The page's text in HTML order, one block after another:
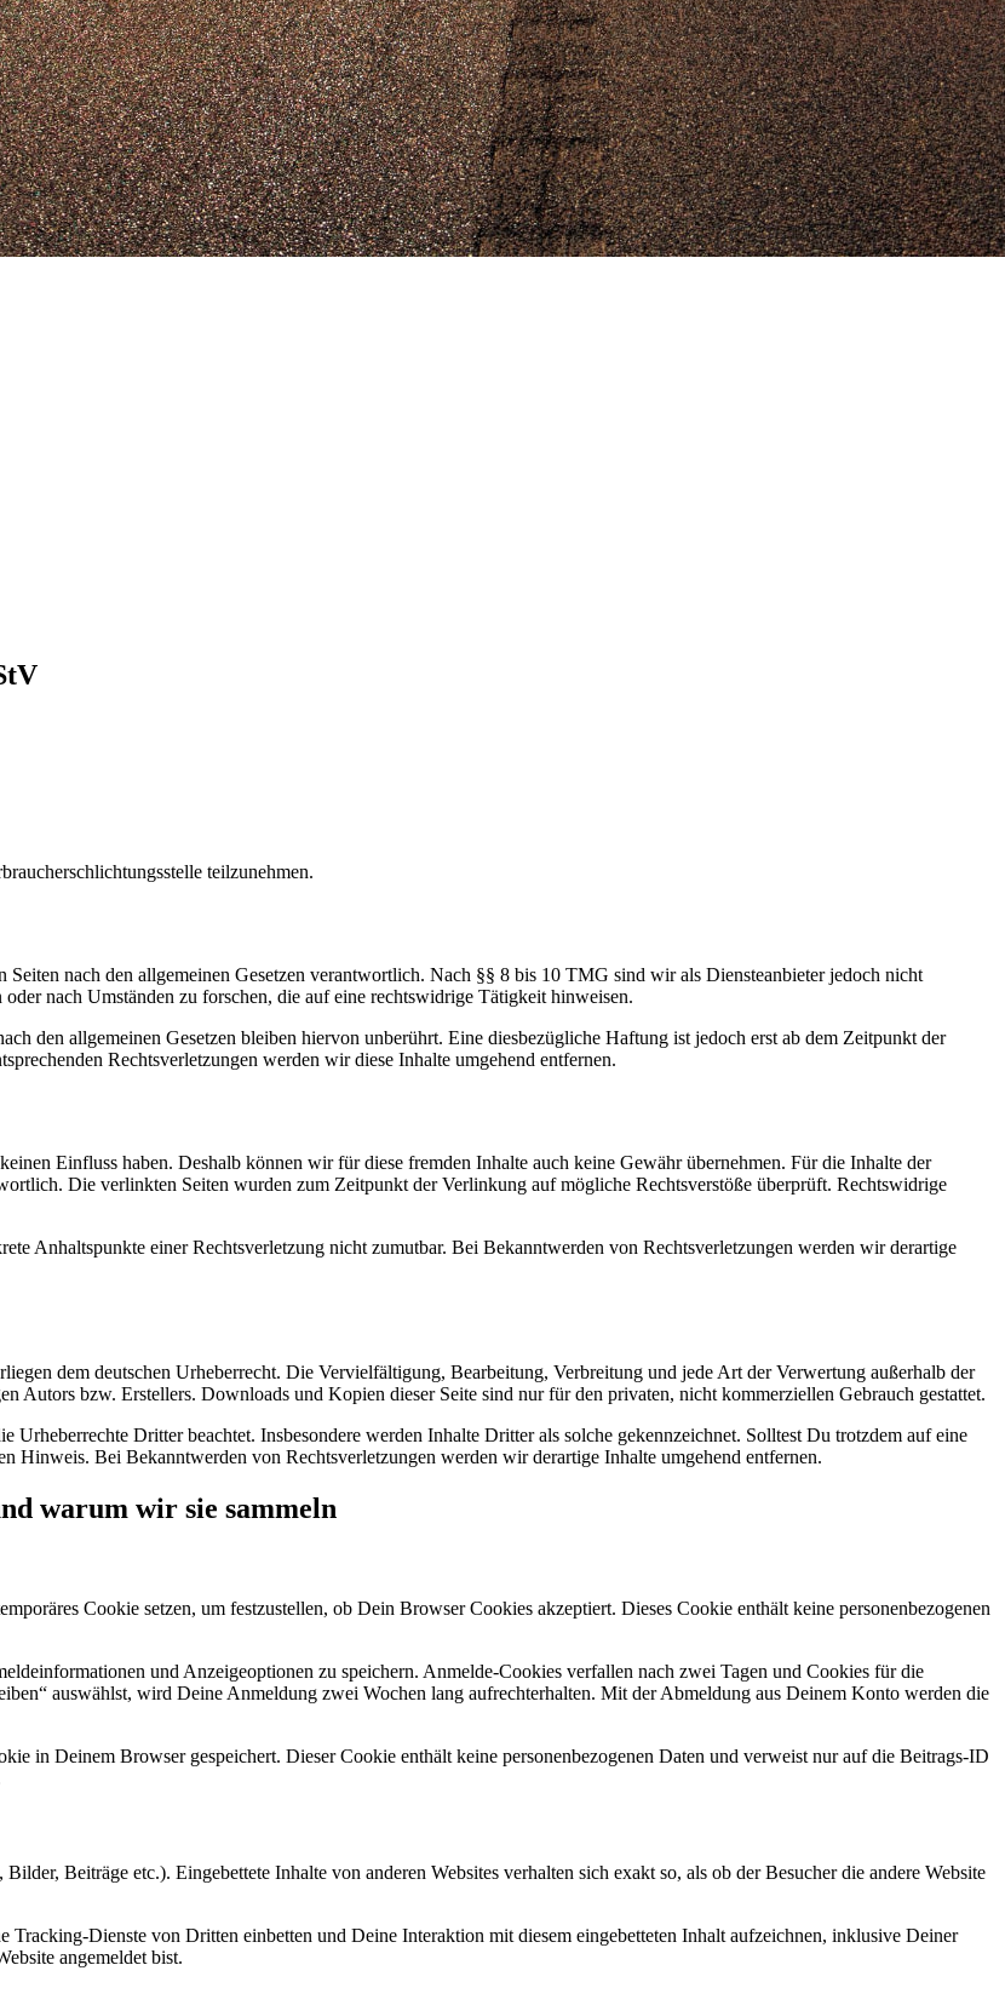
teilzunehmen.
nach den allgemeinen Gesetzen verantwortlich. Nach §§ 8 bis 10 TMG sind wir als Diensteanbieter jedoch nicht
nach Umständen zu forschen, die auf eine rechtswidrige Tätigkeit hinweisen.
den allgemeinen Gesetzen bleiben hiervon unberührt. Eine diesbezügliche Haftung ist jedoch erst ab dem Zeitpunkt der
Rechtsverletzungen werden wir diese Inhalte umgehend entfernen.
Einfluss haben. Deshalb können wir für diese fremden Inhalte auch keine Gewähr übernehmen. Für die Inhalte der
Die verlinkten Seiten wurden zum Zeitpunkt der Verlinkung auf mögliche Rechtsverstöße überprüft. Rechtswidrige
Anhaltspunkte einer Rechtsverletzung nicht zumutbar. Bei Bekanntwerden von Rechtsverletzungen werden wir derartige
dem deutschen Urheberrecht. Die Vervielfältigung, Bearbeitung, Verbreitung und jede Art der Verwertung außerhalb der
Autors bzw. Erstellers. Downloads und Kopien dieser Seite sind nur für den privaten, nicht kommerziellen Gebrauch gestattet.
Dritter beachtet. Insbesondere werden Inhalte Dritter als solche gekennzeichnet. Solltest Du trotzdem auf eine
Hinweis. Bei Bekanntwerden von Rechtsverletzungen werden wir derartige Inhalte umgehend entfernen.
warum wir sie sammeln
Cookie setzen, um festzustellen, ob Dein Browser Cookies akzeptiert. Dieses Cookie enthält keine personenbezogenen
und Anzeigeoptionen zu speichern. Anmelde-Cookies verfallen nach zwei Tagen und Cookies für die
auswählst, wird Deine Anmeldung zwei Wochen lang aufrechterhalten. Mit der Abmeldung aus Deinem Konto werden die
in Deinem Browser gespeichert. Dieser Cookie enthält keine personenbezogenen Daten und verweist nur auf die Beitrags-ID
Beiträge etc.). Eingebettete Inhalte von anderen Websites verhalten sich exakt so, als ob der Besucher die andere Website
Tracking-Dienste von Dritten einbetten und Deine Interaktion mit diesem eingebetteten Inhalt aufzeichnen, inklusive Deiner
angemeldet bist.